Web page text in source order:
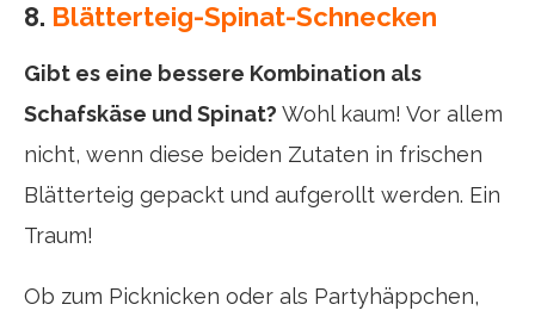
8. Blätterteig-Spinat-Schnecken
Gibt es eine bessere Kombination als
Schafskäse und Spinat? Wohl kaum! Vor allem
nicht, wenn diese beiden Zutaten in frischen
Blätterteig gepackt und aufgerollt werden. Ein
Traum!
Ob zum Picknicken oder als Partyhäppchen,